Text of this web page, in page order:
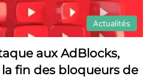
Actualités
aux AdBlocks,
fin des bloqueurs de